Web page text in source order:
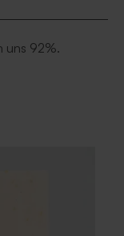
uns 92%.